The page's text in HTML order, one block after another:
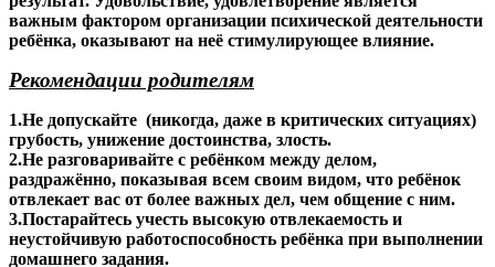
важным фактором организации психической деятельности
ребёнка, оказывают на неё стимулирующее влияние.
Рекомендации родителям
1.Не допускайте (никогда, даже в критических ситуациях)
грубость, унижение достоинства, злость.
2.Не разговаривайте с ребёнком между делом,
раздражённо, показывая всем своим видом, что ребёнок
отвлекает вас от более важных дел, чем общение с ним.
3.Постарайтесь учесть высокую отвлекаемость и
неустойчивую работоспособность ребёнка при выполнении
домашнего задания.